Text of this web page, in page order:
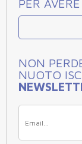
PER
NON
NUOTO